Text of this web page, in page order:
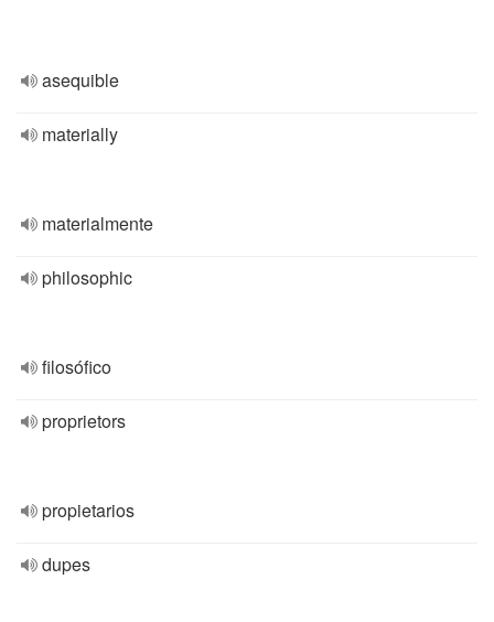
asequible
materially
materialmente
philosophic
filosófico
proprietors
propietarios
dupes